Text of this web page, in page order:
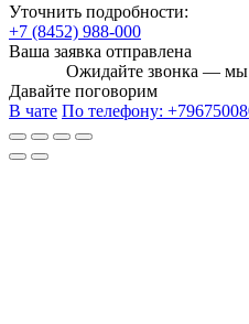
Уточнить подробности:
+7 (8452) 988-000
Ваша заявка отправлена
Ожидайте звонка — мы
Давайте поговорим
В чате По телефону: